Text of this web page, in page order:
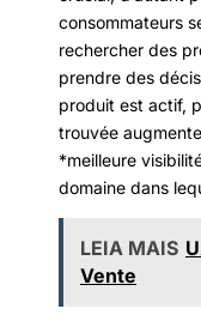
consommateurs
rechercher des
prendre des
produit est actif,
trouvée
*meilleure
domaine dans
LEIA MAIS
Vente